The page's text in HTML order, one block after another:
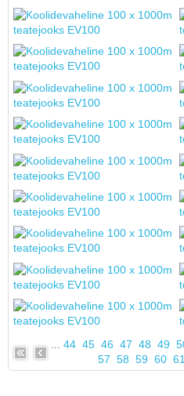
44 45 46 47 48 49
57 58 59 60 61